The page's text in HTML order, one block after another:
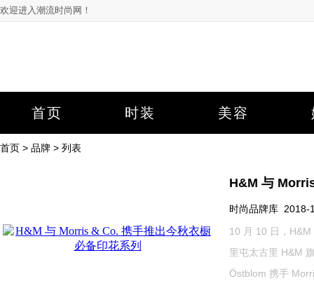
欢迎进入潮流时尚网！
首页 时装 美容
首页 > 品牌 > 列表
H&M 与
时尚品牌库 2018-
10 月 10 日，
里屯太古里 H&M
Östblom 携手